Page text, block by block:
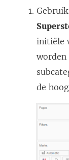
initiële
worden
de